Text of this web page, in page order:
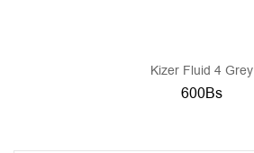
Kizer Fluid 4 Grey
600Bs